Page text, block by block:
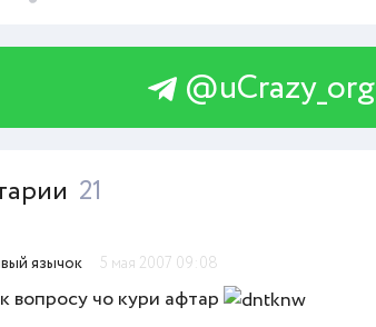
@uCrazy_org
21
язычок 5 мая 2007 09:08
вопросу чо кури афтар